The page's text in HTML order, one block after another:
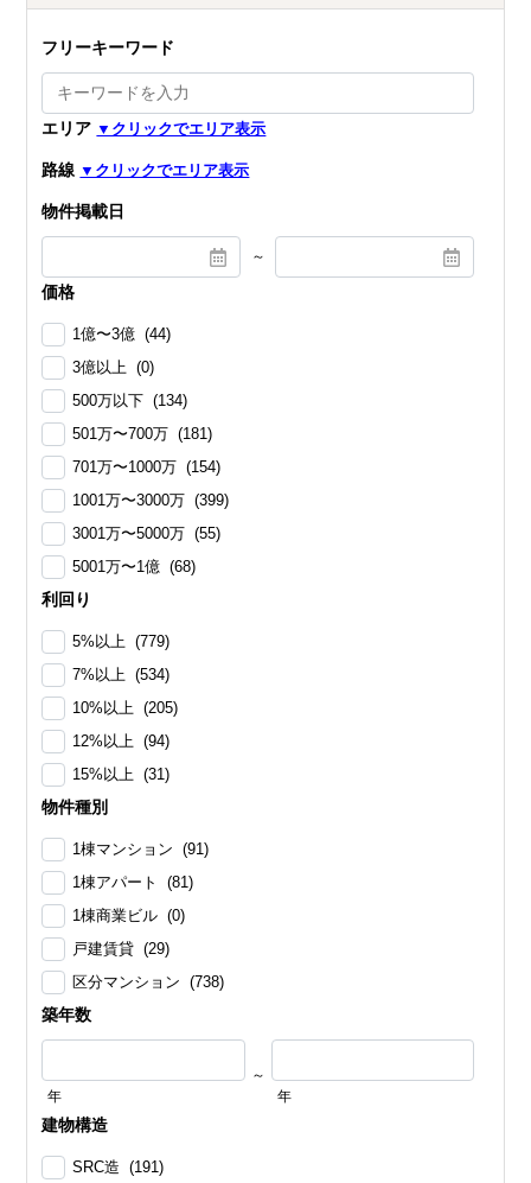
フリーキーワード
エリア
路線
物件掲載日
～
価格
1億〜3億 (44)
3億以上 (0)
500万以下 (134)
501万〜700万 (181)
701万〜1000万 (154)
1001万〜3000万 (399)
3001万〜5000万 (55)
5001万〜1億 (68)
利回り
5%以上 (779)
7%以上 (534)
10%以上 (205)
12%以上 (94)
15%以上 (31)
物件種別
1棟マンション (91)
1棟アパート (81)
1棟商業ビル (0)
戸建賃貸 (29)
区分マンション (738)
築年数
年
～
年
建物構造
SRC造 (191)